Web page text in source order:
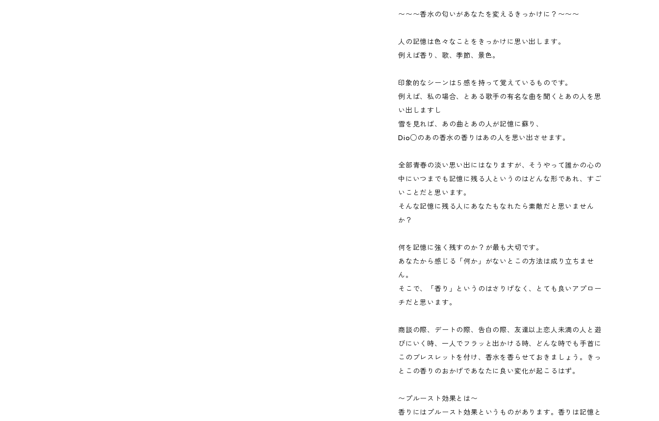
〜〜〜香水の匂いがあなたを変えるきっかけに？〜〜〜
人の記憶は色々なことをきっかけに思い出します。
例えば香り、歌、季節、景色。
印象的なシーンは５感を持って覚えているものです。
例えば、私の場合、とある歌手の有名な曲を聞くとあの人を思
い出しますし
雪を見れば、あの曲とあの人が記憶に蘇り、
Dio○のあの香水の香りはあの人を思い出させます。
全部青春の淡い思い出にはなりますが、そうやって誰かの心の
中にいつまでも記憶に残る人というのはどんな形であれ、すご
いことだと思います。
そんな記憶に残る人にあなたもなれたら素敵だと思いません
か？
何を記憶に強く残すのか？が最も大切です。
あなたから感じる「何か」がないとこの方法は成り立ちませ
ん。
そこで、「香り」というのはさりげなく、とても良いアプロー
チだと思います。
商談の際、デートの際、告白の際、友達以上恋人未満の人と遊
びにいく時、一人でフラッと出かける時、どんな時でも手首に
このブレスレットを付け、香水を香らせておきましょう。きっ
とこの香りのおかげであなたに良い変化が起こるはず。
〜プルースト効果とは〜
香りにはプルースト効果というものがあります。香りは記憶と